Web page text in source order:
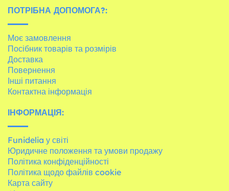
ПОТРІБНА ДОПОМОГА?:
Моє замовлення
Посібник товарів та розмірів
Доставка
Повернення
Інші питання
Контактна інформація
ІНФОРМАЦІЯ:
Funidelia у світі
Юридичне положення та умови продажу
Політика конфіденційності
Політика щодо файлів cookie
Карта сайту